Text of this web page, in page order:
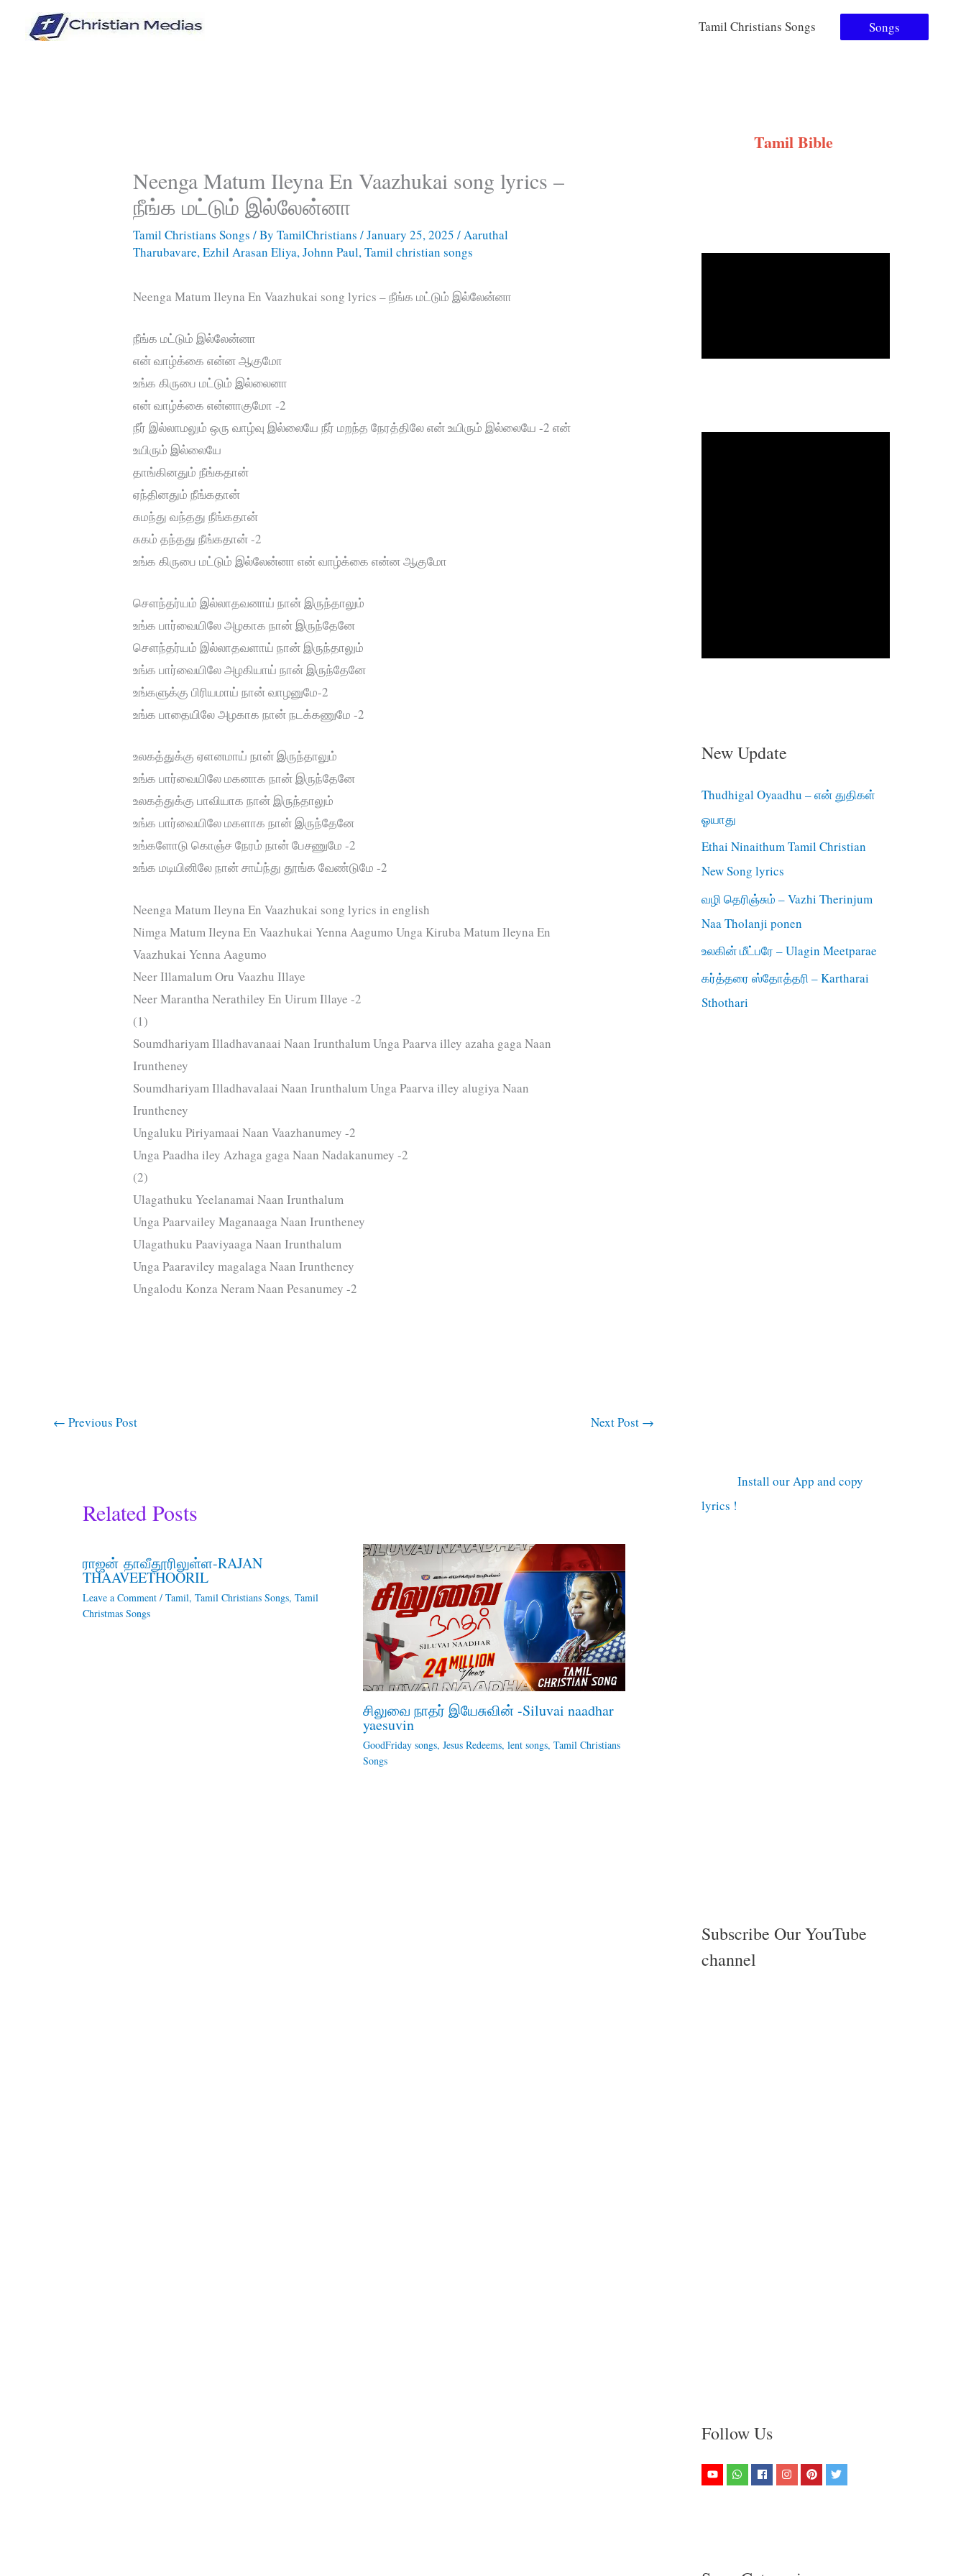
Tamil Christians Songs Songs
Neenga Matum Ileyna En Vaazhukai song lyrics –
நீங்க மட்டும் இல்லேன்னா
Tamil Christians Songs / ByTamilChristians/January 25, 2025/Aaruthal
Tharubavare,Ezhil Arasan Eliya,Johnn Paul,Tamil christian songs
Neenga Matum Ileyna En Vaazhukai song lyrics – நீங்க மட்டும் இல்லேன்னா
நீங்க மட்டும் இல்லேன்னா
என் வாழ்க்கை என்ன ஆகுமோ
உங்க கிருபை மட்டும் இல்லைனா
என் வாழ்க்கை என்னாகுமோ -2
நீர் இல்லாமலும் ஒரு வாழ்வு இல்லையே நீர் மறந்த நேரத்திலே என் உயிரும் இல்லையே -2 என்
உயிரும் இல்லையே
தாங்கினதும் நீங்கதான்
ஏந்தினதும் நீங்கதான்
சுமந்து வந்தது நீங்கதான்
சுகம் தந்தது நீங்கதான் -2
உங்க கிருபை மட்டும் இல்லேன்னா என் வாழ்க்கை என்ன ஆகுமோ
சௌந்தர்யம் இல்லாதவனாய் நான் இருந்தாலும்
உங்க பார்வையிலே அழகாக நான் இருந்தேனே
சௌந்தர்யம் இல்லாதவளாய் நான் இருந்தாலும்
உங்க பார்வையிலே அழகியாய் நான் இருந்தேனே
உங்களுக்கு பிரியமாய் நான் வாழனுமே-2
உங்க பாதையிலே அழகாக நான் நடக்கணுமே -2
உலகத்துக்கு ஏளனமாய் நான் இருந்தாலும்
உங்க பார்வையிலே மகனாக நான் இருந்தேனே
உலகத்துக்கு பாவியாக நான் இருந்தாலும்
உங்க பார்வையிலே மகளாக நான் இருந்தேனே
உங்களோடு கொஞ்ச நேரம் நான் பேசணுமே -2
உங்க மடியினிலே நான் சாய்ந்து தூங்க வேண்டுமே -2
Neenga Matum Ileyna En Vaazhukai song lyrics in english
Nimga Matum Ileyna En Vaazhukai Yenna Aagumo Unga Kiruba Matum Ileyna En
Vaazhukai Yenna Aagumo
Neer Illamalum Oru Vaazhu Illaye
Neer Marantha Nerathiley En Uirum Illaye -2
(1)
Soumdhariyam Illadhavanaai Naan Irunthalum Unga Paarva illey azaha gaga Naan
Iruntheney
Soumdhariyam Illadhavalaai Naan Irunthalum Unga Paarva illey alugiya Naan
Iruntheney
Ungaluku Piriyamaai Naan Vaazhanumey -2
Unga Paadha iley Azhaga gaga Naan Nadakanumey -2
(2)
Ulagathuku Yeelanamai Naan Irunthalum
Unga Paarvailey Maganaaga Naan Iruntheney
Ulagathuku Paaviyaaga Naan Irunthalum
Unga Paaraviley magalaga Naan Iruntheney
Ungalodu Konza Neram Naan Pesanumey -2
← Previous Post Next Post →
Related Posts
ராஜன் தாவீதூரிலுள்ள-RAJAN
THAAVEETHOORIL
Leave a Comment / Tamil, Tamil Christians Songs, Tamil
Christmas Songs
சிலுவை நாதர் இயேசுவின் -Siluvai naadhar
yaesuvin
GoodFriday songs, Jesus Redeems, lent songs, Tamil Christians
Songs
Tamil Bible
New Update
Thudhigal Oyaadhu – என் துதிகள்
ஓயாது
Ethai Ninaithum Tamil Christian
New Song lyrics
வழி தெரிஞ்சும் – Vazhi Therinjum
Naa Tholanji ponen
உலகின் மீட்பரே – Ulagin Meetparae
கர்த்தரை ஸ்தோத்தரி – Kartharai
Sthothari
Install our App and copy
lyrics !
Subscribe Our YouTube
channel
Follow Us